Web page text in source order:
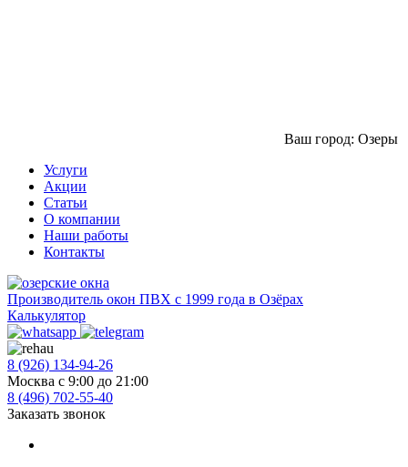
Ваш город: Озеры
Услуги
Акции
Статьи
О компании
Наши работы
Контакты
Производитель окон ПВХ с 1999 года в Озёрах
Калькулятор
8 (926) 134-94-26
Москва с 9:00 до 21:00
8 (496) 702-55-40
Заказать звонок